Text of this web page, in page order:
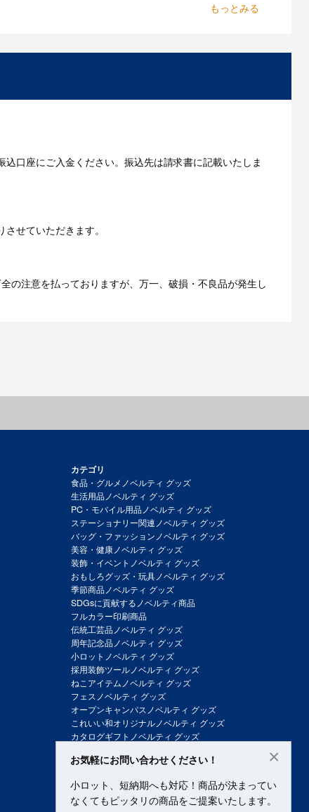
口座にご入金ください。振込先は請求書に記載いたしま
せていただきます。
の注意を払っておりますが、万一、破損・不良品が発生し
カテゴリ
食品・グルメノベルティ グッズ
生活用品ノベルティ グッズ
PC・モバイル用品ノベルティ グッズ
ステーショナリー関連ノベルティ グッズ
バッグ・ファッションノベルティ グッズ
美容・健康ノベルティ グッズ
装飾・イベントノベルティ グッズ
おもしろグッズ・玩具ノベルティ グッズ
季節商品ノベルティ グッズ
SDGsに貢献するノベルティ商品
フルカラー印刷商品
伝統工芸品ノベルティ グッズ
周年記念品ノベルティ グッズ
小ロットノベルティ グッズ
採用装飾ツールノベルティ グッズ
ねこアイテムノベルティ グッズ
フェスノベルティ グッズ
オープンキャンパスノベルティ グッズ
これいい和オリジナルノベルティ グッズ
カタログギフトノベルティ グッズ
お気軽にお問い合わせください！
小ロット、短納期へも対応！商品が決まってい
なくてもピッタリの商品をご提案いたします。
×